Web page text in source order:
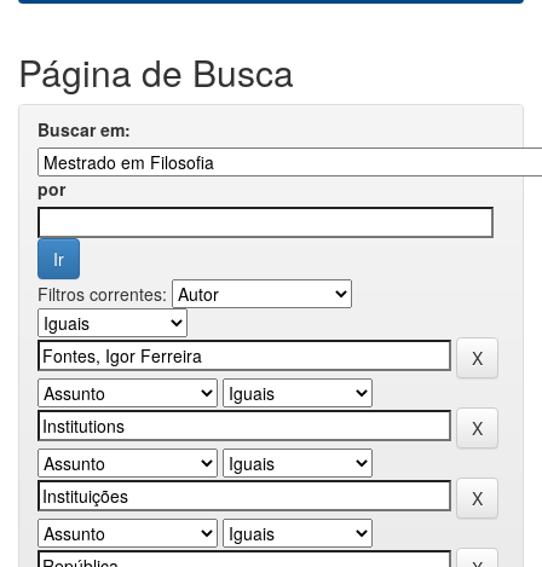
Página de Busca
Buscar em:
por
Filtros correntes: